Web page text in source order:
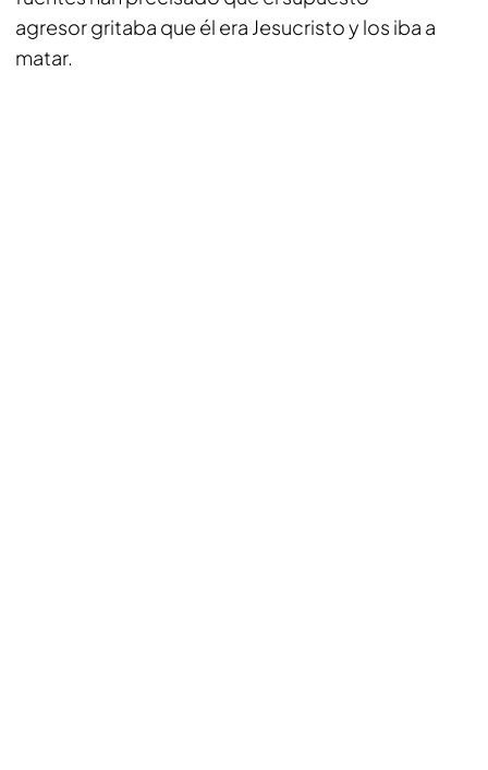
agresor gritaba que él era Jesucristo y los iba a
matar.